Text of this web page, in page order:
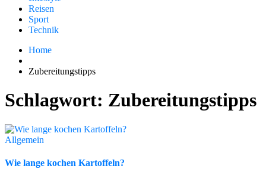
Reisen
Sport
Technik
Home
Zubereitungstipps
Schlagwort: Zubereitungstipps
Allgemein
Wie lange kochen Kartoffeln?